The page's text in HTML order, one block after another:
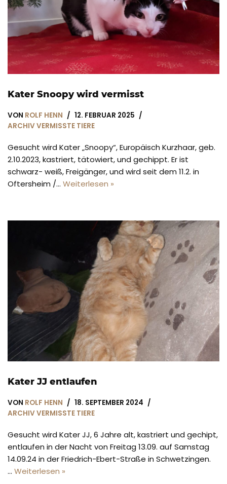
Kater Snoopy wird vermisst
VON ROLF HENN
12. FEBRUAR 2025
ARCHIV VERMISSTE TIERE
Gesucht wird Kater „Snoopy“, Europäisch Kurzhaar, geb.
2.10.2023, kastriert, tätowiert, und gechippt. Er ist
schwarz- weiß, Freigänger, und wird seit dem 11.2. in
Oftersheim /… Weiterlesen »
Kater JJ entlaufen
VON ROLF HENN
18. SEPTEMBER 2024
ARCHIV VERMISSTE TIERE
Gesucht wird Kater JJ, 6 Jahre alt, kastriert und gechipt,
entlaufen in der Nacht von Freitag 13.09. auf Samstag
14.09.24 in der Friedrich-Ebert-Straße in Schwetzingen.
… Weiterlesen »